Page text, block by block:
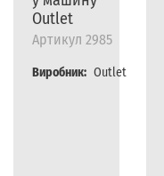
Outlet
Артикул 2985
Виробник: Outlet